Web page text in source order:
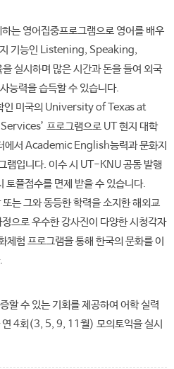
는 영어집중프로그램으로 영어를 배우
지 기능인 Listening, Speaking,
실시하며 많은 시간과 돈을 들여 외국
능력을 습득할 수 있습니다.
인 미국의 University of Texas at
프로그램으로 UT 현지 대학
에서 Academic English능력과 문화지
램입니다. 이수 시 UT-KNU 공동 발행
토플점수를 면제 받을 수 있습니다.
는 그와 동등한 학력을 소지한 해외교
으로 우수한 강사진이 다양한 시청각자
체험 프로그램을 통해 한국의 문화를 이
할 수 있는 기회를 제공하여 어학 실력
연 4회(3, 5, 9, 11월) 모의토익을 실시